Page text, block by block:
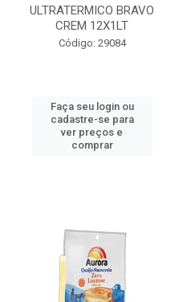
ULTRATERMICO BRAVO
CREM 12X1LT
Código: 29084
Faça seu login ou
cadastre-se para
ver preços e
comprar